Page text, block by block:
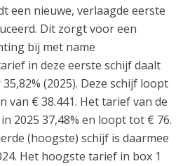
een nieuwe, verlaagde eerste
Dit zorgt voor een
bij met name
in deze eerste schijf daalt
(2025). Deze schijf loopt
van € 38.441. Het tarief van de
2025 37,48% en loopt tot € 76.
(hoogste) schijf is daarmee
Het hoogste tarief in box 1